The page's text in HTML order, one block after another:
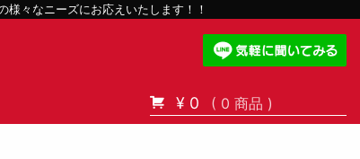
々なニーズにお応えいたします！！
¥ 0 ( 0 商品 )